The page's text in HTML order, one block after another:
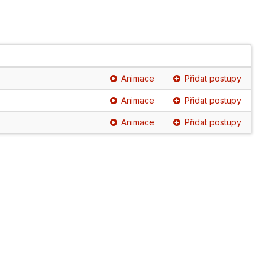
Animace Přidat postupy
Animace Přidat postupy
Animace Přidat postupy